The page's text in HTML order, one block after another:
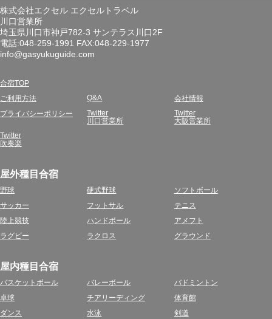
株式会社エクセル エクセルトラベル
川口営業所
埼玉県川口市神戸782-3 サンテラス川口2F
電話:048-259-1991 FAX:048-229-1977
info@gasyukuguide.com
合宿TOP
ご利用方法 Q&A 会社情報
プライバシーポリシー
Twitter
川口営業所
Twitter
大阪営業所
Twitter
吹奏楽
屋外種目合宿
野球 硬式野球 ソフトボール
サッカー フットサル テニス
陸上競技 ハンドボール アメフト
ラグビー ラクロス グラウンド
屋内種目合宿
バスケットボール バレーボール バドミントン
卓球 チアリーディング 体育館
ダンス 水泳 剣道